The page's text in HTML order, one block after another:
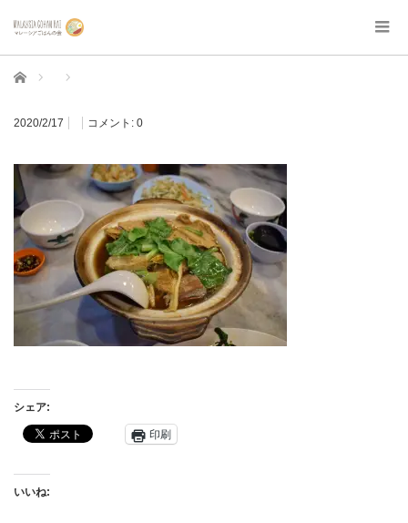
ホーム
2020/2/17 コメント: 0
シェア:
印刷
いいね: